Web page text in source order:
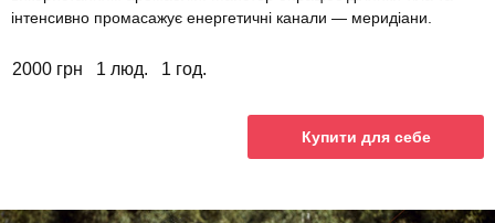
інтенсивно промасажує енергетичні канали — меридіани.
2000 грн 1 люд. 1 год.
Купити для себе